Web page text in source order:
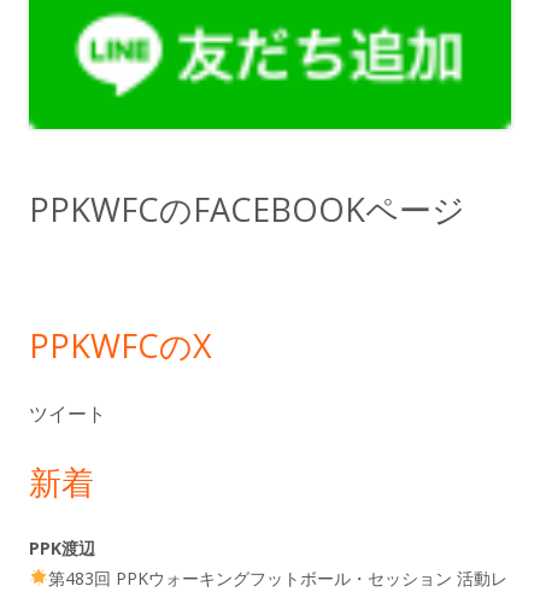
イ
ド
PPKWFCのFACEBOOKページ
PPKWFCのX
ツイート
新着
PPK渡辺
第483回 PPKウォーキングフットボール・セッション 活動レ